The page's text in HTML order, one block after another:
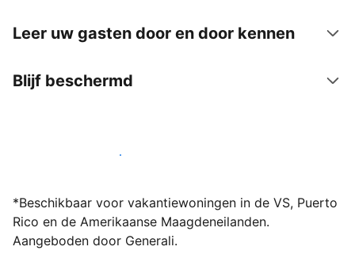
Leer uw gasten door en door kennen
Blijf beschermd
Word vandaag nog host bij ons
*Beschikbaar voor vakantiewoningen in de VS, Puerto
Rico en de Amerikaanse Maagdeneilanden.
Aangeboden door Generali.